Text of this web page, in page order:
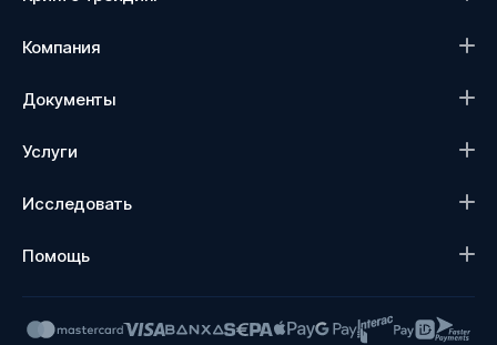
Компания
Документы
Услуги
Исследовать
Помощь